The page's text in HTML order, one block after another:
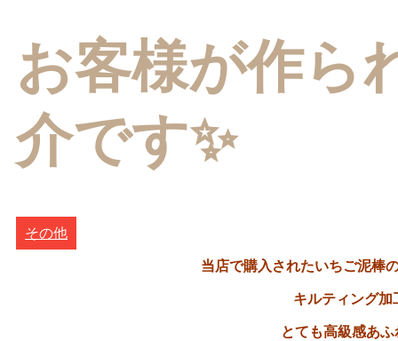
お客様が作ら
介です✨
その他
当店で購入されたいちご泥棒
キルティング加
とても高級感あふ